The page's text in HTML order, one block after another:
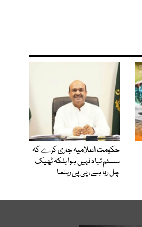
حکومت اعلامیہ جاری کرے کہ
سسٹم تباہ نہیں ہوا بلکہ ٹھیک
چل رہا ہے، پی پی رہنما